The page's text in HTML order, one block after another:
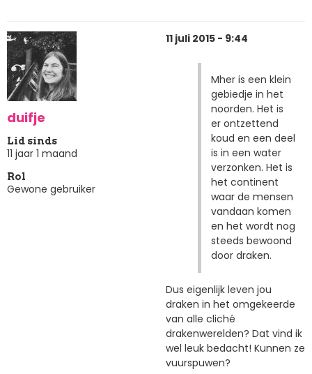
duifje
Lid sinds
11 jaar 1 maand
Rol
Gewone gebruiker
11 juli 2015 - 9:44
Mher is een klein
gebiedje in het
noorden. Het is
er ontzettend
koud en een deel
is in een water
verzonken. Het is
het continent
waar de mensen
vandaan komen
en het wordt nog
steeds bewoond
door draken.
Dus eigenlijk leven jou
draken in het omgekeerde
van alle cliché
drakenwerelden? Dat vind ik
wel leuk bedacht! Kunnen ze
vuurspuwen?